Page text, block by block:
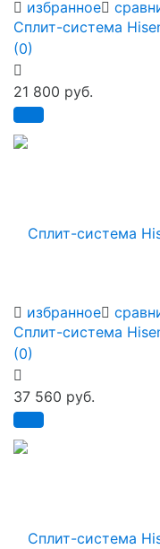
избранное
избранное
Сплит-система
(0)
21 800 руб.
Сплит-система
(0)
37 560 руб.